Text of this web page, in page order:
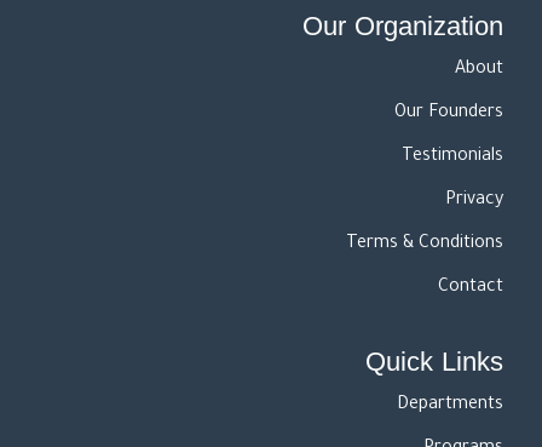
Our Organization
About
Our Founders
Testimonials
Privacy
Terms & Conditions
Contact
Quick Links
Departments